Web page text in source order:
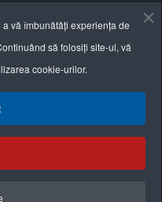
vă îmbunătăți experiența de
să folosiți site-ul, vă
cookie-urilor.